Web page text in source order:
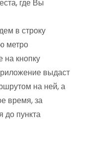
где Вы
в строку
метро
на кнопку
выдаст
на ней, а
время, за
до пункта